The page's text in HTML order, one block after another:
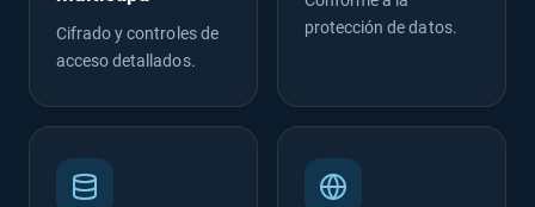
Cifrado y controles de
acceso detallados.
protección de datos.